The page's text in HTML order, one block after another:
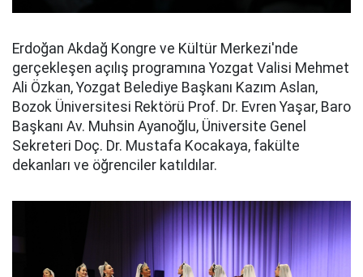
Erdoğan Akdağ Kongre ve Kültür Merkezi'nde
gerçekleşen açılış programına Yozgat Valisi Mehmet
Ali Özkan, Yozgat Belediye Başkanı Kazım Aslan,
Bozok Üniversitesi Rektörü Prof. Dr. Evren Yaşar, Baro
Başkanı Av. Muhsin Ayanoğlu, Üniversite Genel
Sekreteri Doç. Dr. Mustafa Kocakaya, fakülte
dekanları ve öğrenciler katıldılar.